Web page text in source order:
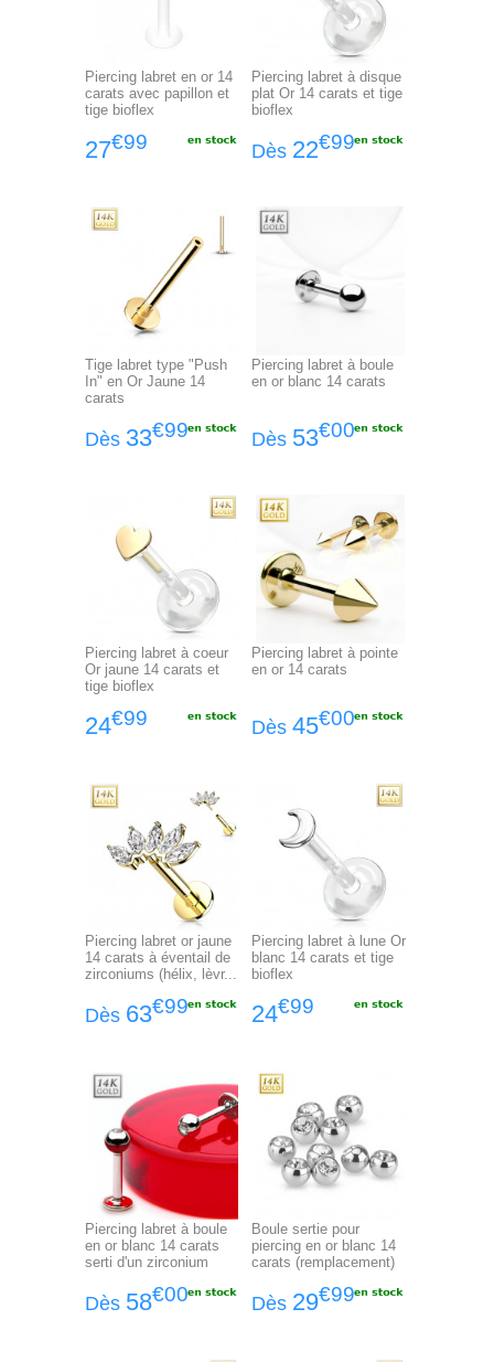
Piercing labret en or 14
carats avec papillon et
tige bioflex
27€99
Piercing labret à disque
plat Or 14 carats et tige
bioflex
Dès 22€99
Tige labret type "Push
In" en Or Jaune 14
carats
Dès 33€99
Piercing labret à boule
en or blanc 14 carats
Dès 53€00
Piercing labret à coeur
Or jaune 14 carats et
tige bioflex
24€99
Piercing labret à pointe
en or 14 carats
Dès 45€00
Piercing labret or jaune
14 carats à éventail de
zirconiums (hélix, lèvr...
Dès 63€99
Piercing labret à lune Or
blanc 14 carats et tige
bioflex
24€99
Piercing labret à boule
en or blanc 14 carats
serti d'un zirconium
Dès 58€00
Boule sertie pour
piercing en or blanc 14
carats (remplacement)
Dès 29€99